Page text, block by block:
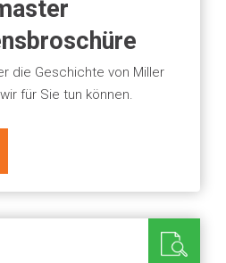
die Geschichte von Miller
für Sie tun können.